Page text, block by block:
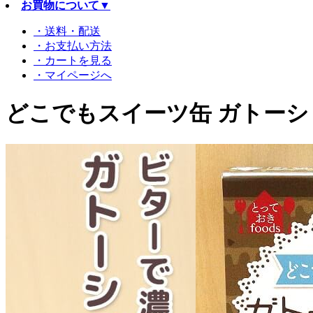
お買物について ▼
・送料・配送
・お支払い方法
・カートを見る
・マイページへ
どこでもスイーツ缶 ガトー